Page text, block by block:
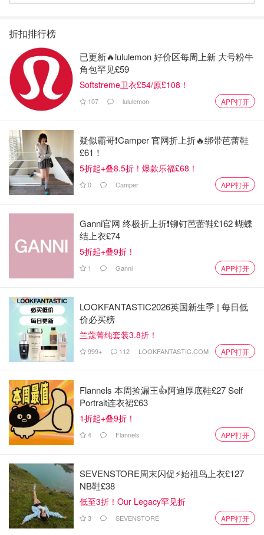
折扣排行榜
已更新🔥lululemon 好价区每周上新 大号粉牛
角包罕见£59
Softstreme卫衣£54/原£108！
107 lululemon APP打开
疑似霸哥❗️Camper 官网折上折🔥绑带芭蕾鞋
£61！
5折起+叠8.5折！爆款乐福£68！
0 Camper APP打开
Ganni官网 终极折上折❗️铆钉芭蕾鞋£162 蝴蝶
结上衣£74
5折起+叠9折！
1 Ganni APP打开
LOOKFANTASTIC2026英国新生季 | 每日低
价必买榜
兰蔻菁纯套装3.8折！
999+ 112 LOOKFANTASTIC.COM APP打开
Flannels 本周捡漏王👍阿迪厚底鞋£27 Self
Portrait连衣裙£63
1折起+叠9折！
4 Flannels APP打开
SEVENSTORE周末闪促⚡️始祖鸟上衣£127
NB鞋£38
低至3折！Our Legacy罕见折
3 SEVENSTORE APP打开